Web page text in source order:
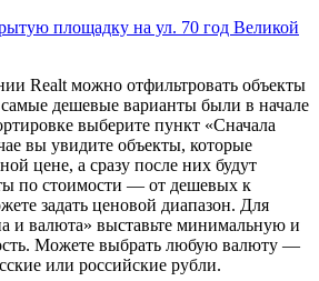
площадку на ул. 70 год Великой
Realt можно отфильтровать объекты
дешевые варианты были в начале
выберите пункт «Сначала
вы увидите объекты, которые
цене, а сразу после них будут
по стоимости — от дешевых к
задать ценовой диапазон. Для
и валюта» выставьте минимальную и
Можете выбрать любую валюту —
или российские рубли.